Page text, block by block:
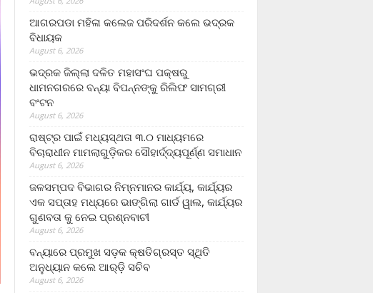
ଆଗରପଡା ମହିଳା କଲେଜ ପରିଦର୍ଶନ କଲେ ଭଦ୍ରକ
ବିଧାୟକ
August 6, 2026
ଭଦ୍ରକ ଜିଲ୍ଲା ଦଳିତ ମହାସଂଘ ପକ୍ଷରୁ
ଧାମନଗରରେ ବନ୍ୟା ବିପନ୍ନଙ୍କୁ ରିଲିଫ ସାମଗ୍ରୀ
ବଂଟନ
August 6, 2026
ରାଷ୍ଟ୍ର ପାଇଁ ମଧ୍ୟସ୍ଥତା ୩.୦ ମାଧ୍ୟମରେ
ବିଚାରାଧୀନ ମାମଲାଗୁଡ଼ିକର ସୌହାର୍ଦ୍ଦ୍ୟପୂର୍ଣ୍ଣ ସମାଧାନ
August 6, 2026
ଜଳସମ୍ପଦ ବିଭାଗର ନିମ୍ନମାନର କାର୍ଯ୍ୟ, କାର୍ଯ୍ୟର
ଏକ ସପ୍ତାହ ମଧ୍ୟରେ ଭାଙ୍ଗିଲା ଗାର୍ଡ ୱାଲ, କାର୍ଯ୍ୟର
ଗୁଣବତା କୁ ନେଇ ପ୍ରଶ୍ନବାଚୀ
August 6, 2026
ବନ୍ୟାରେ ପ୍ରମୁଖ ସଡ଼କ କ୍ଷତିଗ୍ରସ୍ତ ସ୍ଥିତି
ଅନୁଧ୍ୟାନ କଲେ ଆର୍‌ଡ଼ି ସଚିବ
August 6, 2026